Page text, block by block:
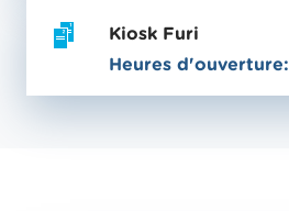
Kiosk Furi
Heures d'ouverture: